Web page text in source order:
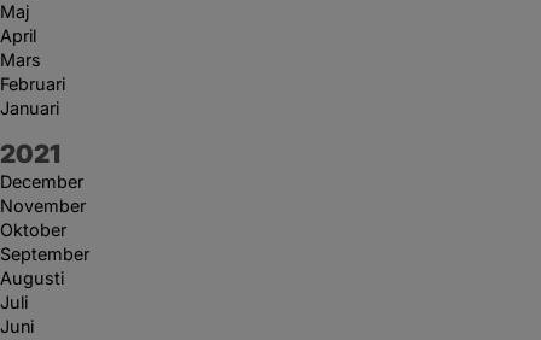
Maj
April
Mars
Februari
Januari
År:
2021
December
November
Oktober
September
Augusti
Juli
Juni